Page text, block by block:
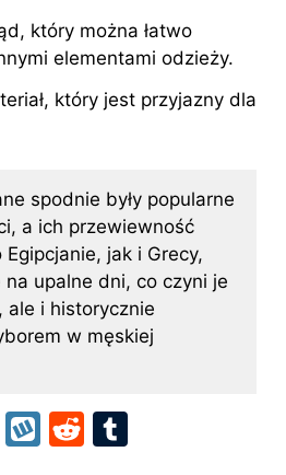
który można łatwo
elementami odzieży.
który jest przyjazny dla
spodnie były popularne
a ich przewiewność
jak i Grecy,
upalne dni, co czyni je
ale i historycznie
w męskiej
Li W R